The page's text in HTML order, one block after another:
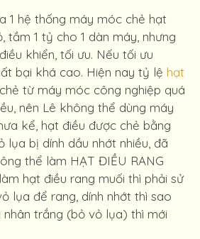
1 hệ thống máy móc chẻ hạt
tầm 1 tỷ cho 1 dàn máy, nhưng
khiển, tối ưu. Nếu tối ưu
bại khá cao. Hiện nay tỷ lệ hạt
từ máy móc công nghiệp quá
nên Lê không thể dùng máy
kể, hạt điều được chẻ bằng
lụa bị dính dầu nhớt nhiều, đã
thể làm HẠT ĐIỀU RANG
hạt điều rang muối thì phải sử
lụa để rang, dính nhớt thì sao
trắng (bỏ vỏ lụa) thì mới